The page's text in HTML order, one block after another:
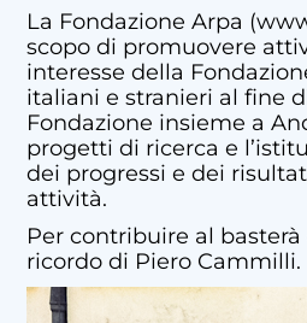
La Fondazione Arpa (
scopo di promuovere
interesse della
italiani e stranieri al fine
Fondazione insieme a
progetti di ricerca e
dei progressi e dei
attività.
Per contribuire al
ricordo di Piero Cammilli.